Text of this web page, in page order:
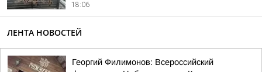
18:06
ЛЕНТА НОВОСТЕЙ
Георгий Филимонов: Всероссийский